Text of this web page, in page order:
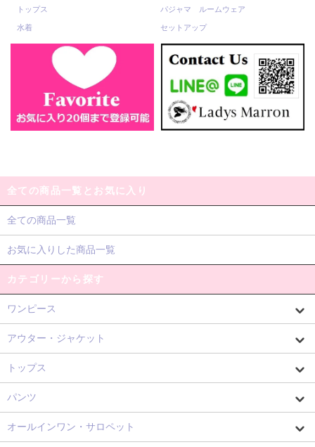
トップス パジャマ ルームウェア
水着 セットアップ
全ての商品一覧とお気に入り
全ての商品一覧
お気に入りした商品一覧
カテゴリーから探す
ワンピース
アウター・ジャケット
トップス
パンツ
オールインワン・サロペット